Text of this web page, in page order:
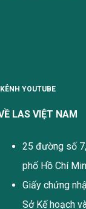
KÊNH YOUTUBE
LAS VIỆT NAM
25 đường số
phố Hồ Chí
Giấy chứng
Sở Kế hoạch